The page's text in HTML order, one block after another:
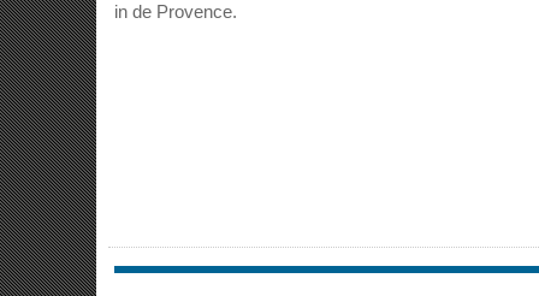
in de Provence.